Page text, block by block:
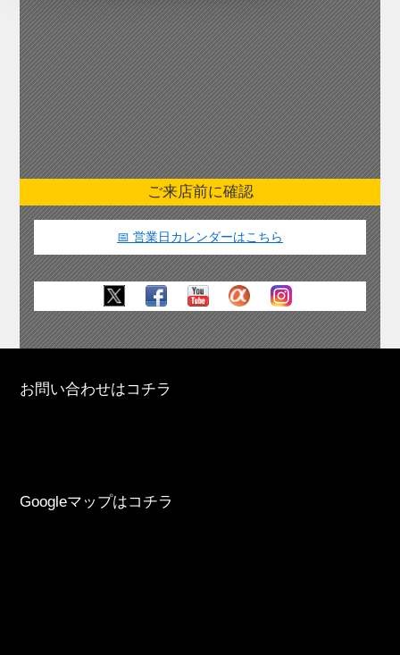
ご来店前に確認
📅 営業日カレンダーはこちら
お問い合わせはコチラ
Googleマップはコチラ